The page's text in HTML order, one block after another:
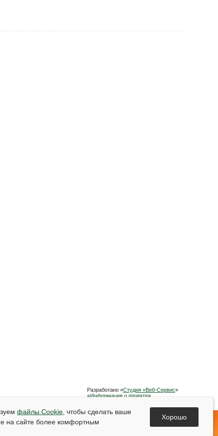
Разработано «Студия «Веб-Сервис»
«Информация о проекте»
файлы Cookie , чтобы сделать ваше
на сайте более комфортным
Хорошо